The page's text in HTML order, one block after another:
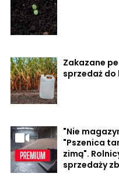
Zakazane
sprzedaż
"Nie
"Pszenica
zimą".
sprzedaży